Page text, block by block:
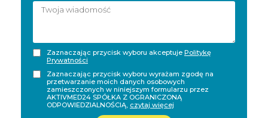
Zaznaczając przycisk wyboru akceptuje Politykę
Prywatności
Zaznaczając przycisk wyboru wyrażam zgodę na
przetwarzanie moich danych osobowych
zamieszczonych w niniejszym formularzu przez
AKTIVMED24 SPÓŁKA Z OGRANICZONĄ
ODPOWIEDZIALNOŚCIĄ, czytaj więcej